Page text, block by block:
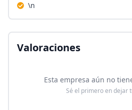
\n
Valoraciones
Esta empresa aún no
Sé el primero en dejar